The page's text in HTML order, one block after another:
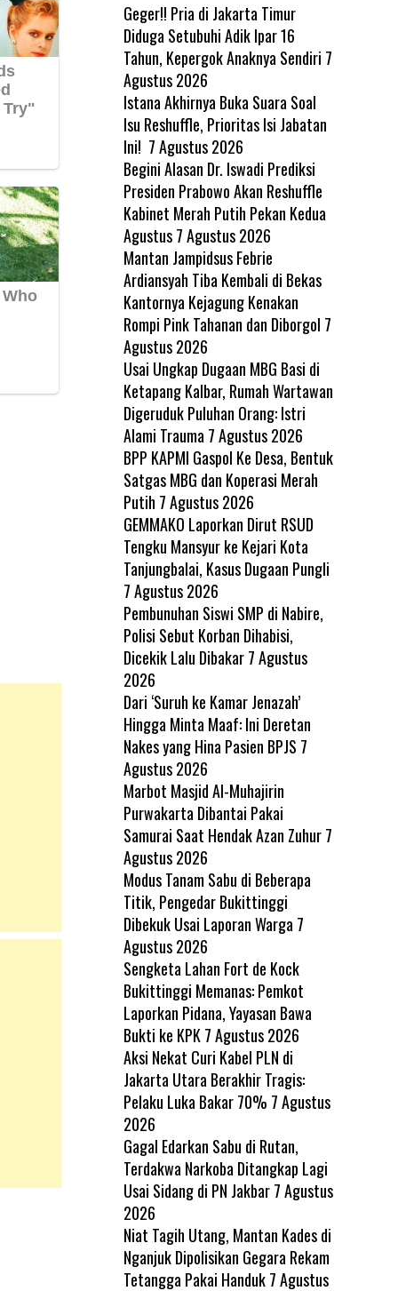
Geger!! Pria di Jakarta Timur
Diduga Setubuhi Adik Ipar 16
Tahun, Kepergok Anaknya Sendiri 7
Agustus 2026
Istana Akhirnya Buka Suara Soal
Isu Reshuffle, Prioritas Isi Jabatan
Ini! 7 Agustus 2026
Begini Alasan Dr. Iswadi Prediksi
Presiden Prabowo Akan Reshuffle
Kabinet Merah Putih Pekan Kedua
Agustus 7 Agustus 2026
Mantan Jampidsus Febrie
Ardiansyah Tiba Kembali di Bekas
Kantornya Kejagung Kenakan
Rompi Pink Tahanan dan Diborgol 7
Agustus 2026
Usai Ungkap Dugaan MBG Basi di
Ketapang Kalbar, Rumah Wartawan
Digeruduk Puluhan Orang: Istri
Alami Trauma 7 Agustus 2026
BPP KAPMI Gaspol Ke Desa, Bentuk
Satgas MBG dan Koperasi Merah
Putih 7 Agustus 2026
GEMMAKO Laporkan Dirut RSUD
Tengku Mansyur ke Kejari Kota
Tanjungbalai, Kasus Dugaan Pungli
7 Agustus 2026
Pembunuhan Siswi SMP di Nabire,
Polisi Sebut Korban Dihabisi,
Dicekik Lalu Dibakar 7 Agustus
2026
Dari ‘Suruh ke Kamar Jenazah’
Hingga Minta Maaf: Ini Deretan
Nakes yang Hina Pasien BPJS 7
Agustus 2026
Marbot Masjid Al-Muhajirin
Purwakarta Dibantai Pakai
Samurai Saat Hendak Azan Zuhur 7
Agustus 2026
Modus Tanam Sabu di Beberapa
Titik, Pengedar Bukittinggi
Dibekuk Usai Laporan Warga 7
Agustus 2026
Sengketa Lahan Fort de Kock
Bukittinggi Memanas: Pemkot
Laporkan Pidana, Yayasan Bawa
Bukti ke KPK 7 Agustus 2026
Aksi Nekat Curi Kabel PLN di
Jakarta Utara Berakhir Tragis:
Pelaku Luka Bakar 70% 7 Agustus
2026
Gagal Edarkan Sabu di Rutan,
Terdakwa Narkoba Ditangkap Lagi
Usai Sidang di PN Jakbar 7 Agustus
2026
Niat Tagih Utang, Mantan Kades di
Nganjuk Dipolisikan Gegara Rekam
Tetangga Pakai Handuk 7 Agustus